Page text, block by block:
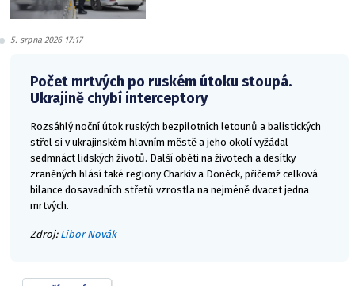
5. srpna 2026 17:17
Počet mrtvých po ruském útoku stoupá.
Ukrajině chybí interceptory
Rozsáhlý noční útok ruských bezpilotních letounů a balistických
střel si v ukrajinském hlavním městě a jeho okolí vyžádal
sedmnáct lidských životů. Další oběti na životech a desítky
zraněných hlásí také regiony Charkiv a Doněck, přičemž celková
bilance dosavadních střetů vzrostla na nejméně dvacet jedna
mrtvých.
Zdroj: Libor Novák